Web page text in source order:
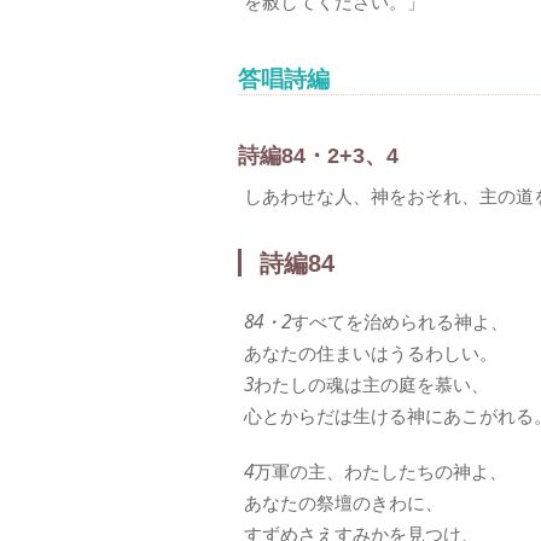
答唱詩編
詩編84・2+3、4
しあわせな人、神をおそれ、主の道
詩編84
84・2すべてを治められる神よ、
あなたの住まいはうるわしい。
3わたしの魂は主の庭を慕い、
心とからだは生ける神にあこがれる。
4万軍の主、わたしたちの神よ、
あなたの祭壇のきわに、
すずめさえすみかを見つけ、